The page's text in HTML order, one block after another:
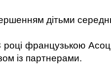
дітьми
французькою
із партнерами.